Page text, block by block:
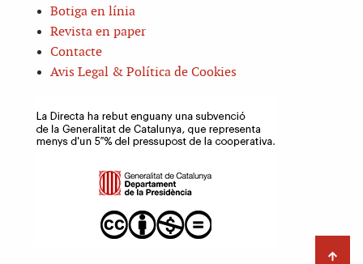
Botiga en línia
Revista en paper
Contacte
Avis Legal & Política de Cookies